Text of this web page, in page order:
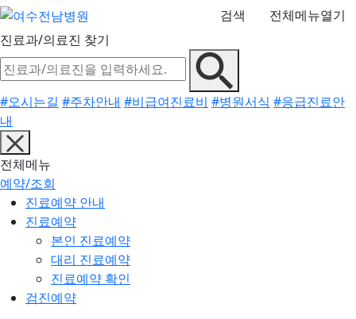
검색
전체메뉴열기
진료과/의료진 찾기
#오시는길 #주차안내 #비급여진료비 #병원서식 #응급진료안
내
전체메뉴
예약/조회
진료예약 안내
진료예약
본인 진료예약
대리 진료예약
진료예약 확인
검진예약